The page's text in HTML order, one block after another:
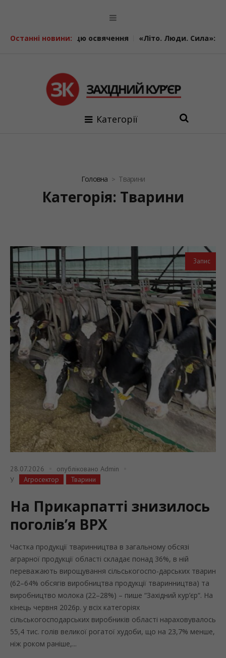
Останні новини:«Літо. Люди. Сила»: втретє у Калуші
Категорії
Головна Тварини
Категорія: Тварини
Запис
28.07.2026 опубліковано Admin
У
Агросектор Тварини
На Прикарпатті знизилось
поголів’я ВРХ
Частка продукції тваринництва в загальному обсязі
аграрної продукції області складає понад 36%, в ній
переважають вирощування сільськогоспо-дарських тварин
(62–64% обсягів виробництва продукції тваринництва) та
виробництво молока (22–28%) – пише “Західний кур’єр“. На
кінець червня 2026р. у всіх категоріях
сільськогосподарських виробників області нараховувалось
55,4 тис. голів великої рогатої худоби, що на 23,7% менше,
ніж роком раніше,...